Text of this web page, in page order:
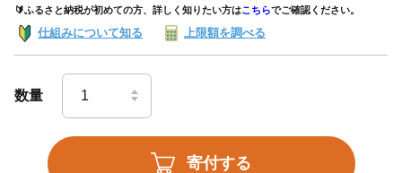
🔰ふるさと納税が初めての方、詳しく知りたい方はこちらでご確認ください。
仕組みについて知る 上限額を調べる
数量
寄付する